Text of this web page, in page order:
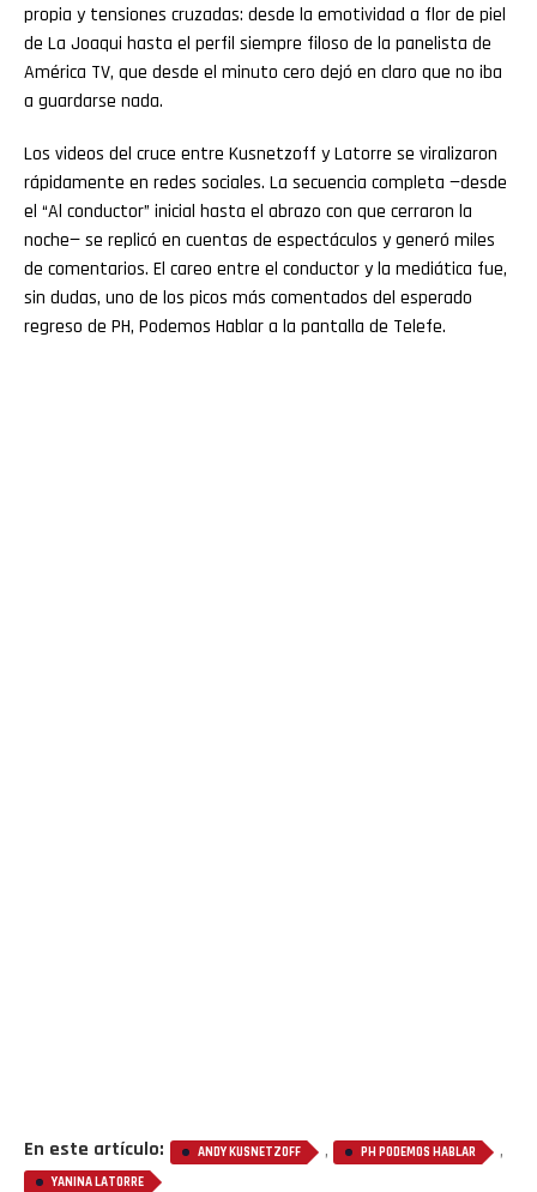
propia y tensiones cruzadas: desde la emotividad a flor de piel
de La Joaqui hasta el perfil siempre filoso de la panelista de
América TV, que desde el minuto cero dejó en claro que no iba
a guardarse nada.
Los videos del cruce entre Kusnetzoff y Latorre se viralizaron
rápidamente en redes sociales. La secuencia completa —desde
el “Al conductor” inicial hasta el abrazo con que cerraron la
noche— se replicó en cuentas de espectáculos y generó miles
de comentarios. El careo entre el conductor y la mediática fue,
sin dudas, uno de los picos más comentados del esperado
regreso de PH, Podemos Hablar a la pantalla de Telefe.
En este artículo: ANDY KUSNETZOFF , PH PODEMOS HABLAR ,
YANINA LATORRE